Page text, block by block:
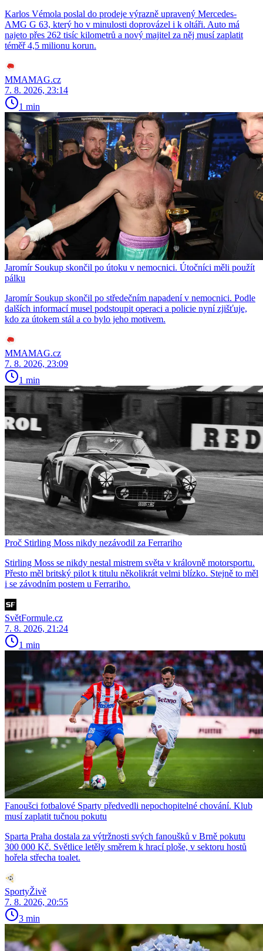
Karlos Vémola poslal do prodeje výrazně upravený Mercedes-
AMG G 63, který ho v minulosti doprovázel i k oltáři. Auto má
najeto přes 262 tisíc kilometrů a nový majitel za něj musí zaplatit
téměř 4,5 milionu korun.
MMAMAG.cz
7. 8. 2026, 23:14
1 min
Jaromír Soukup skončil po útoku v nemocnici. Útočníci měli použít
pálku
Jaromír Soukup skončil po středečním napadení v nemocnici. Podle
dalších informací musel podstoupit operaci a policie nyní zjišťuje,
kdo za útokem stál a co bylo jeho motivem.
MMAMAG.cz
7. 8. 2026, 23:09
1 min
Proč Stirling Moss nikdy nezávodil za Ferrariho
Stirling Moss se nikdy nestal mistrem světa v královně motorsportu.
Přesto měl britský pilot k titulu několikrát velmi blízko. Stejně to měl
i se závodním postem u Ferrariho.
SvětFormule.cz
7. 8. 2026, 21:24
1 min
Fanoušci fotbalové Sparty předvedli nepochopitelné chování. Klub
musí zaplatit tučnou pokutu
Sparta Praha dostala za výtržnosti svých fanoušků v Brně pokutu
300 000 Kč. Světlice letěly směrem k hrací ploše, v sektoru hostů
hořela střecha toalet.
SportyŽivě
7. 8. 2026, 20:55
3 min